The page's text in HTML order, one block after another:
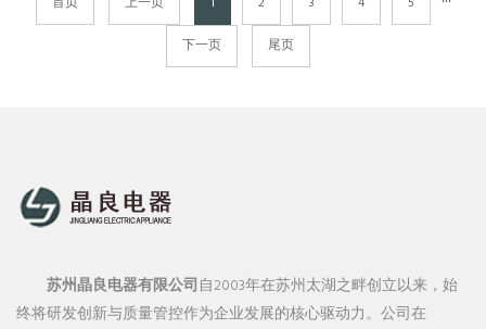
下一页 尾页
苏州晶良电器有限公司自2003年在苏州太湖之畔创立以来，始
终将研发创新与质量管控作为企业发展的核心驱动力。公司在